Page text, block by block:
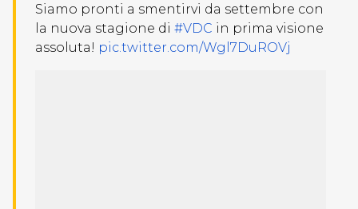
Siamo pronti a smentirvi da settembre con
la nuova stagione di #VDC in prima visione
assoluta! pic.twitter.com/Wgl7DuROVj